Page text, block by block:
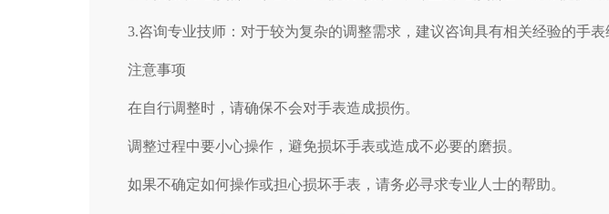
3.咨询专业技师：对于较为复杂的调整需求，建议咨询具有相关经验的手表
注意事项
在自行调整时，请确保不会对手表造成损伤。
调整过程中要小心操作，避免损坏手表或造成不必要的磨损。
如果不确定如何操作或担心损坏手表，请务必寻求专业人士的帮助。